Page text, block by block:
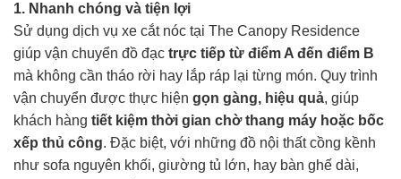
1. Nhanh chóng và tiện lợi
Sử dụng dịch vụ xe cắt nóc tại The Canopy Residence
giúp vận chuyển đồ đạc trực tiếp từ điểm A đến điểm B
mà không cần tháo rời hay lắp ráp lại từng món. Quy trình
vận chuyển được thực hiện gọn gàng, hiệu quả, giúp
khách hàng tiết kiệm thời gian chờ thang máy hoặc bốc
xếp thủ công. Đặc biệt, với những đồ nội thất cồng kềnh
như sofa nguyên khối, giường tủ lớn, hay bàn ghế dài,